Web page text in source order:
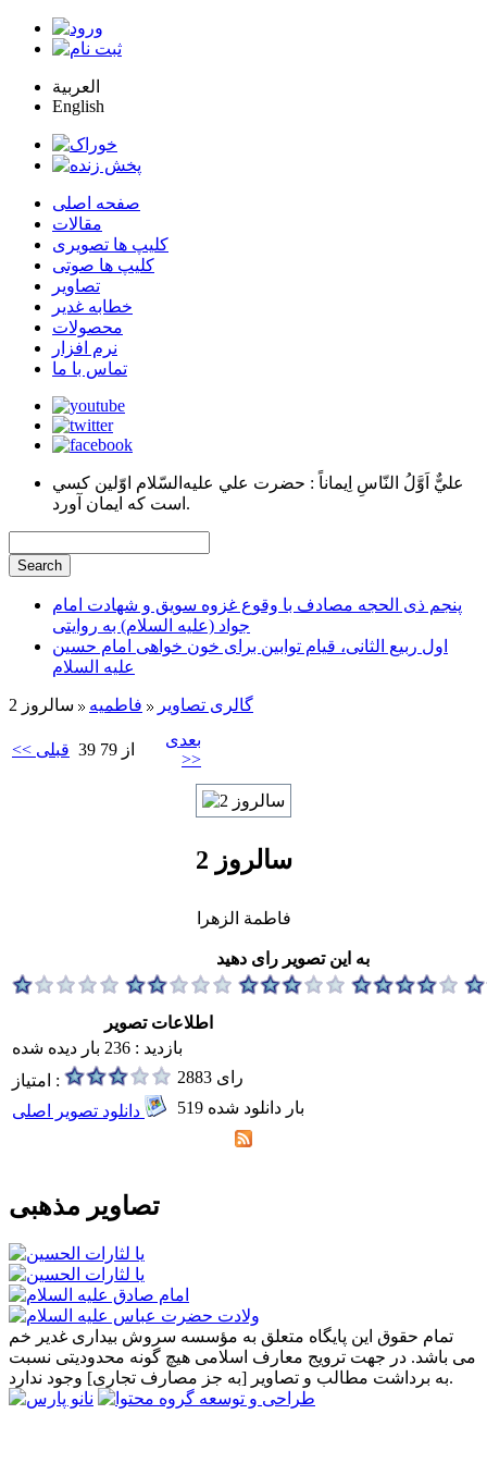
العربية
English
صفحه اصلی
مقالات
کلیپ ها تصویری
کلیپ ها صوتی
تصاویر
خطابه غدیر
محصولات
نرم افزار
تماس با ما
عليٌّ اَوَّلُ النّاسِ اِيماناً : حضرت علي عليه‌السّلام اوّلين كسي
است كه ايمان آورد.
پنجم ذی الحجه مصادف با وقوع غزوه سویق و شهادت امام
جواد (علیه السلام) به روایتی
اول ربیع الثانی، قیام توابین برای خون خواهی امام حسین
علیه السلام
گالری تصاویر فاطميه سالروز 2
<< قبلی 39 از 79
بعدی
>>
سالروز 2
فاطمة الزهرا
به این تصویر رای دهید
اطلاعات تصویر
بازدید : 236 بار دیده شده
امتیاز :
2883 رای
519 بار دانلود شده
تصاویر مذهبی
تمام حقوق این پایگاه متعلق به مؤسسه سروش بیداری غدیر خم
می باشد. در جهت ترویج معارف اسلامی هیچ گونه محدودیتی نسبت
به برداشت مطالب و تصاویر [به جز مصارف تجاری] وجود ندارد.